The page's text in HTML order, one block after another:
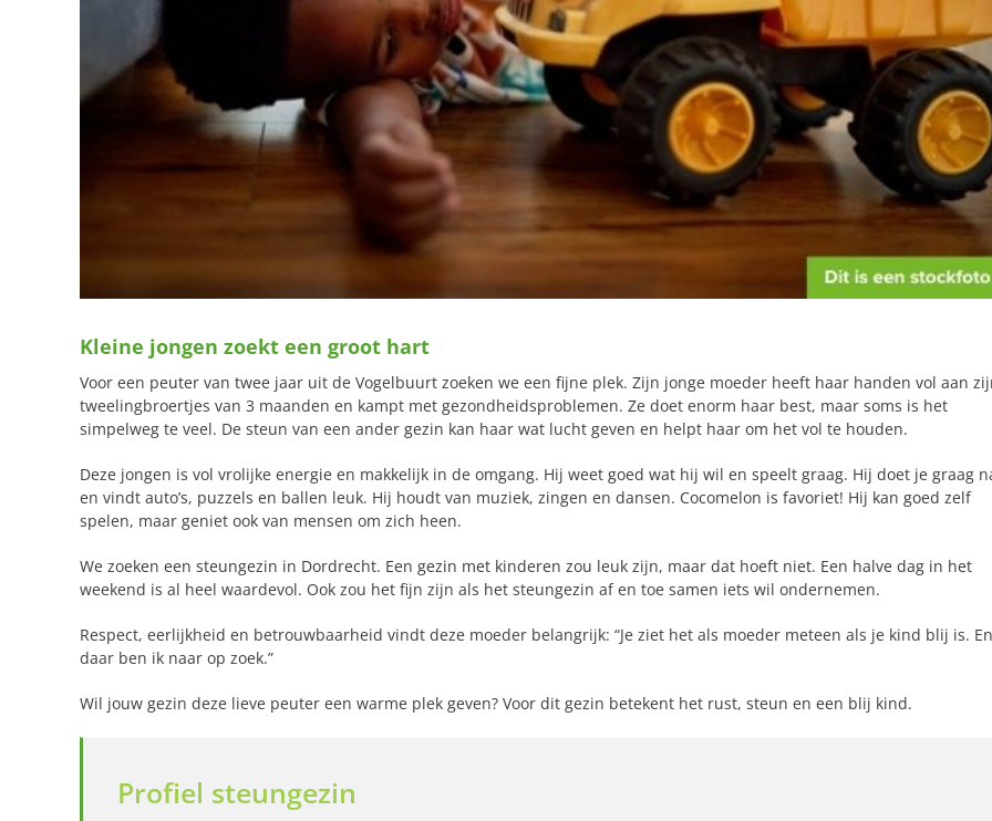
Kleine jongen zoekt een groot hart
Voor een peuter van twee jaar uit de Vogelbuurt zoeken we een fijne plek. Zijn jonge moeder heeft haar handen vol aan
tweelingbroertjes van 3 maanden en kampt met gezondheidsproblemen. Ze doet enorm haar best, maar soms is het
simpelweg te veel. De steun van een ander gezin kan haar wat lucht geven en helpt haar om het vol te houden.
Deze jongen is vol vrolijke energie en makkelijk in de omgang. Hij weet goed wat hij wil en speelt graag. Hij doet je graag
en vindt auto’s, puzzels en ballen leuk. Hij houdt van muziek, zingen en dansen. Cocomelon is favoriet! Hij kan goed zelf
spelen, maar geniet ook van mensen om zich heen.
We zoeken een steungezin in Dordrecht. Een gezin met kinderen zou leuk zijn, maar dat hoeft niet. Een halve dag in het
weekend is al heel waardevol. Ook zou het fijn zijn als het steungezin af en toe samen iets wil ondernemen.
Respect, eerlijkheid en betrouwbaarheid vindt deze moeder belangrijk: “Je ziet het als moeder meteen als je kind blij is. En
daar ben ik naar op zoek.”
Wil jouw gezin deze lieve peuter een warme plek geven? Voor dit gezin betekent het rust, steun en een blij kind.
Profiel steungezin